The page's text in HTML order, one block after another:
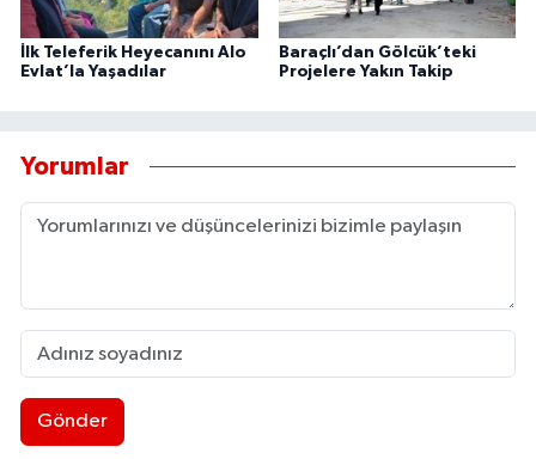
İlk Teleferik Heyecanını Alo
Evlat’la Yaşadılar
Baraçlı’dan Gölcük’teki
Projelere Yakın Takip
Yorumlar
Gönder